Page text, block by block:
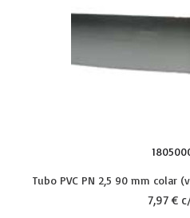
Tubo PVC PN 2,5 90 mm colar
7,97 €